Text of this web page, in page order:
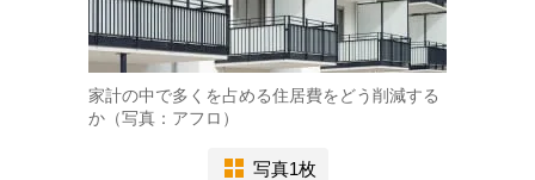
家計の中で多くを占める住居費をどう削減する
か（写真：アフロ）
写真1枚